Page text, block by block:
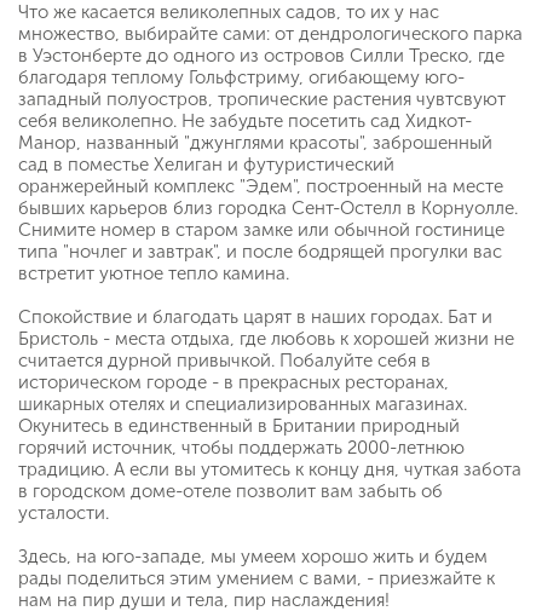
Что же касается великолепных садов, то их у нас
множество, выбирайте сами: от дендрологического парка
в Уэстонберте до одного из островов Силли Треско, где
благодаря теплому Гольфстриму, огибающему юго-
западный полуостров, тропические растения чувтсвуют
себя великолепно. Не забудьте посетить сад Хидкот-
Манор, названный "джунглями красоты", заброшенный
сад в поместье Хелиган и футуристический
оранжерейный комплекс "Эдем", построенный на месте
бывших карьеров близ городка Сент-Остелл в Корнуолле.
Снимите номер в старом замке или обычной гостинице
типа "ночлег и завтрак", и после бодрящей прогулки вас
встретит уютное тепло камина.
Спокойствие и благодать царят в наших городах. Бат и
Бристоль - места отдыха, где любовь к хорошей жизни не
считается дурной привычкой. Побалуйте себя в
историческом городе - в прекрасных ресторанах,
шикарных отелях и специализированных магазинах.
Окунитесь в единственный в Британии природный
горячий источник, чтобы поддержать 2000-летнюю
традицию. А если вы утомитесь к концу дня, чуткая забота
в городском доме-отеле позволит вам забыть об
усталости.
Здесь, на юго-западе, мы умеем хорошо жить и будем
рады поделиться этим умением с вами, - приезжайте к
нам на пир души и тела, пир наслаждения!